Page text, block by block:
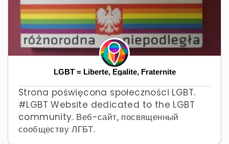
LGBT = Liberte, Egalite, Fraternite
Strona poświęcona społeczności LGBT.
#LGBT Website dedicated to the LGBT
community. Веб-сайт, посвященный
сообществу ЛГБТ.